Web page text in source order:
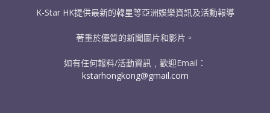
K-Star HK提供最新的韓星等亞洲娛樂資訊及活動報導
著重於優質的新聞圖片和影片。
如有任何報料/活動資訊﹐歡迎Email：
kstarhongkong@gmail.com